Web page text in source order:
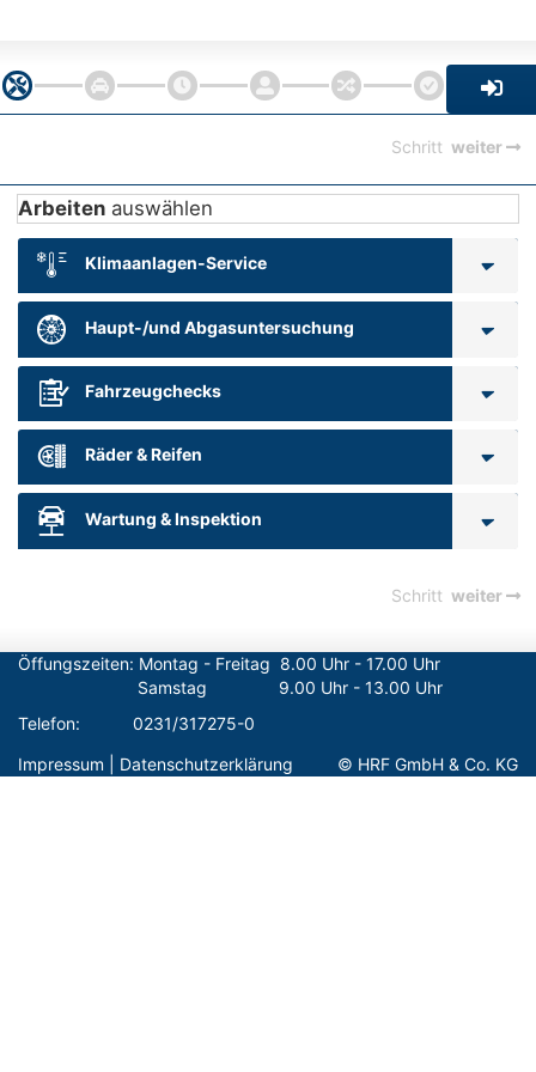
Schritt weiter
Arbeiten auswählen
Klimaanlagen-Service
Haupt-/und Abgasuntersuchung
Fahrzeugchecks
Räder & Reifen
Wartung & Inspektion
Schritt weiter
Öffungszeiten: Montag - Freitag  8.00 Uhr - 17.00 Uhr
                         Samstag               9.00 Uhr - 13.00 Uhr
Telefon:           0231/317275-0
Impressum
Datenschutzerklärung © HRF GmbH & Co. KG